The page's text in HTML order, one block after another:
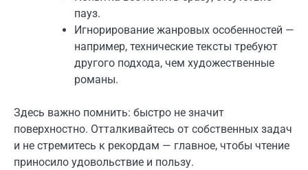
пауз.
Игнорирование жанровых особенностей —
например, технические тексты требуют
другого подхода, чем художественные
романы.
Здесь важно помнить: быстро не значит
поверхностно. Отталкивайтесь от собственных задач
и не стремитесь к рекордам — главное, чтобы чтение
приносило удовольствие и пользу.